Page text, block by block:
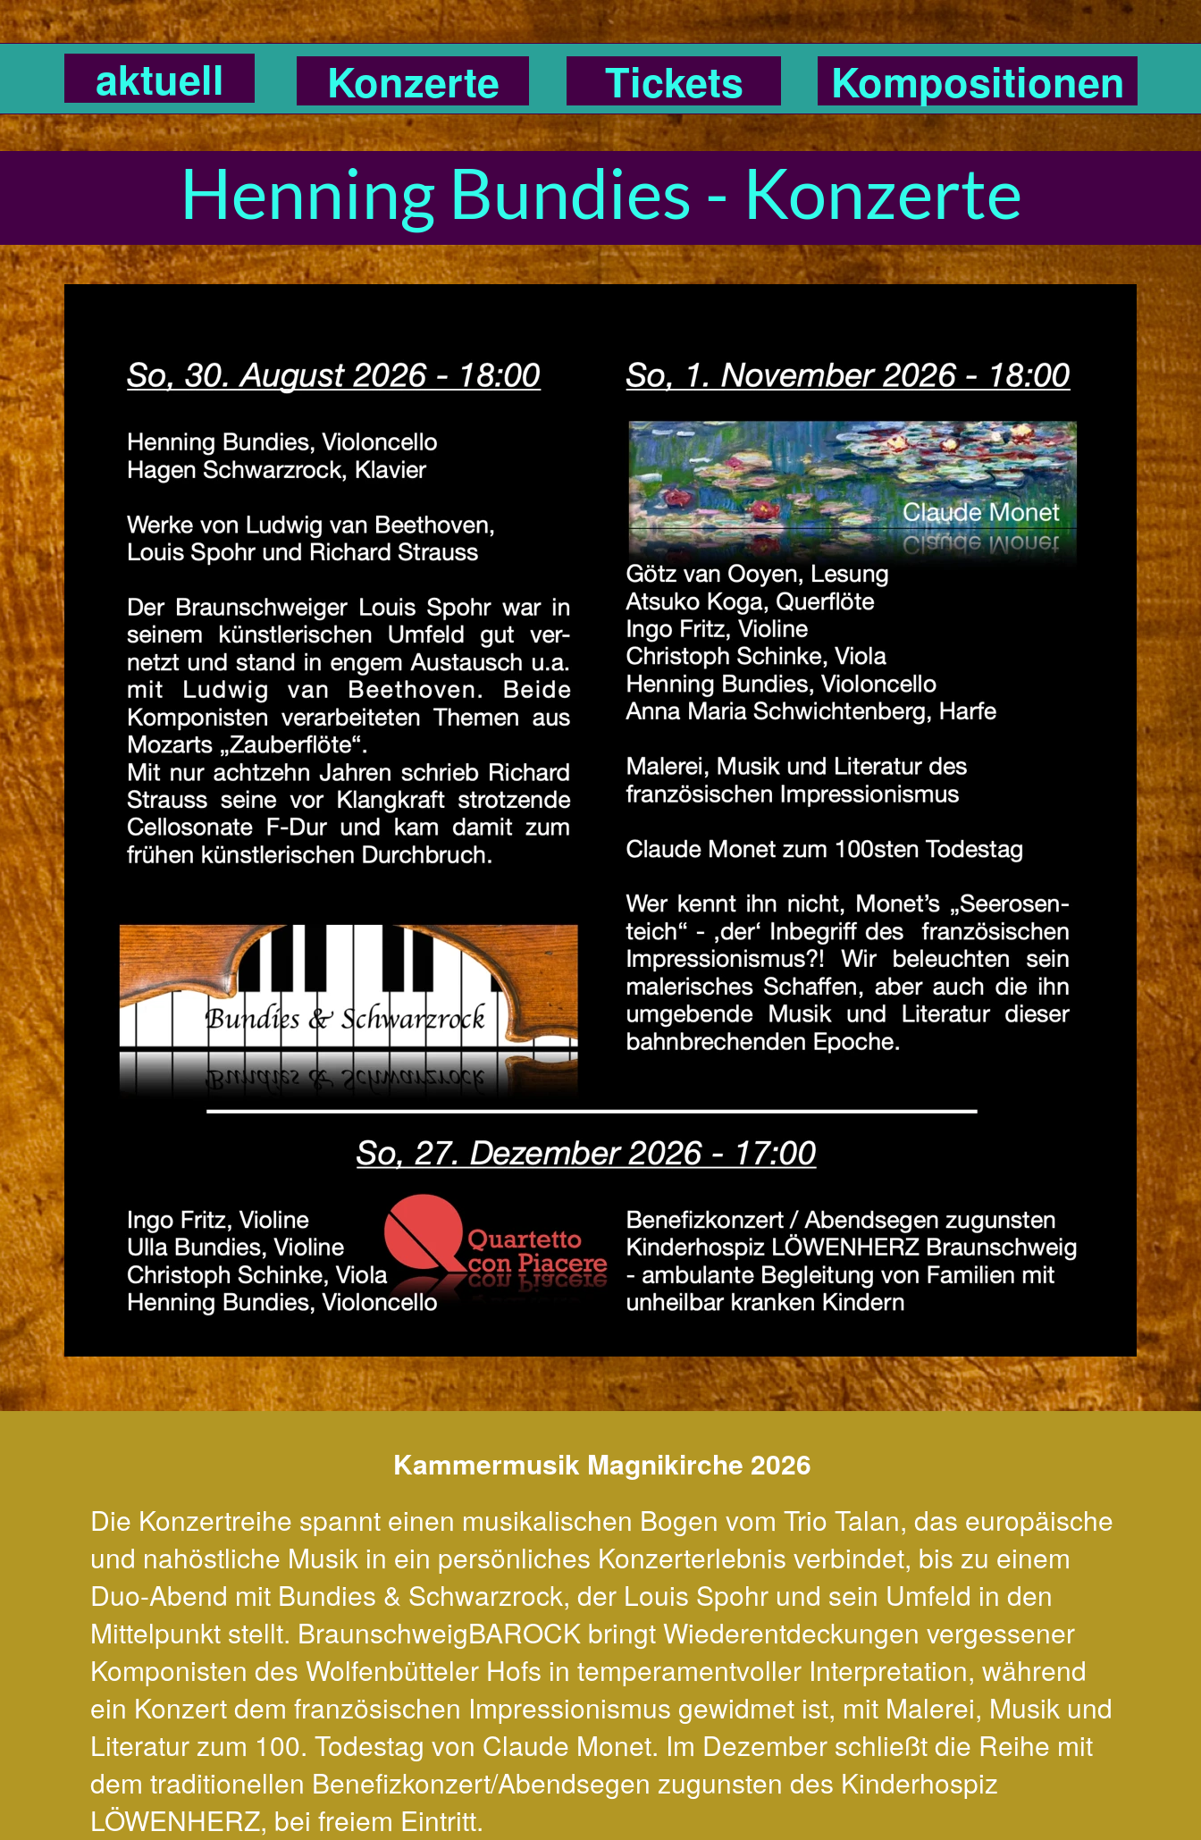
aktuell Konzerte Tickets Kompositionen
Henning Bundies - Konzerte
Kammermusik Magnikirche 2026
Die Konzertreihe spannt einen musikalischen Bogen vom Trio Talan, das europäische
und nahöstliche Musik in ein persönliches Konzerterlebnis verbindet, bis zu einem
Duo-Abend mit Bundies & Schwarzrock, der Louis Spohr und sein Umfeld in den
Mittelpunkt stellt. BraunschweigBAROCK bringt Wiederentdeckungen vergessener
Komponisten des Wolfenbütteler Hofs in temperamentvoller Interpretation, während
ein Konzert dem französischen Impressionismus gewidmet ist, mit Malerei, Musik und
Literatur zum 100. Todestag von Claude Monet. Im Dezember schließt die Reihe mit
dem traditionellen Benefizkonzert/Abendsegen zugunsten des Kinderhospiz
LÖWENHERZ, bei freiem Eintritt.